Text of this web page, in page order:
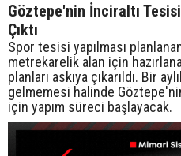
Göztepe'nin İnciraltı
Çıktı
Spor tesisi yapılması
metrekarelik alan için
planları askıya çıkarıldı. Bir
gelmemesi halinde
için yapım süreci başlayacak.